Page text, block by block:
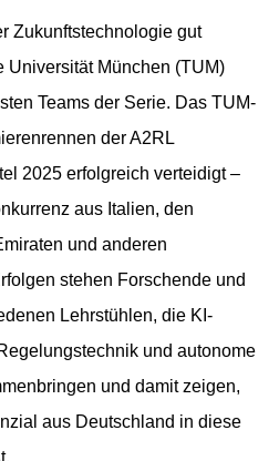
Zukunftstechnologie gut
Universität München (TUM)
Teams der Serie. Das TUM-
der A2RL
2025 erfolgreich verteidigt –
aus Italien, den
und anderen
stehen Forschende und
Lehrstühlen, die KI-
und autonome
und damit zeigen,
aus Deutschland in diese